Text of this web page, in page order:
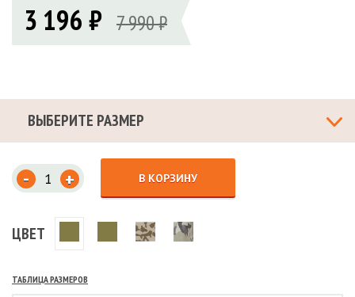
3 196 ₽ 7 990 ₽
ВЫБЕРИТЕ РАЗМЕР
- + В КОРЗИНУ
ЦВЕТ
ТАБЛИЦА РАЗМЕРОВ